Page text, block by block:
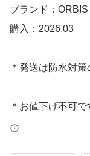
ブランド：ORBIS
購入：2026.03
＊発送は防水対
＊お値下げ不可で
＊出品中の商品